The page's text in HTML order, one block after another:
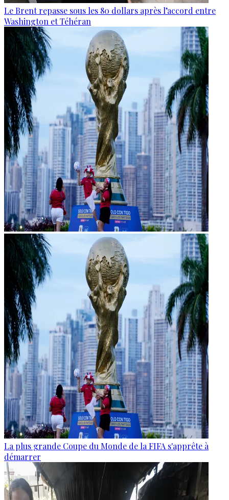
Le Brent repasse sous les 80 dollars après l’accord entre
Washington et Téhéran
La plus grande Coupe du Monde de la FIFA s'apprête à
démarrer